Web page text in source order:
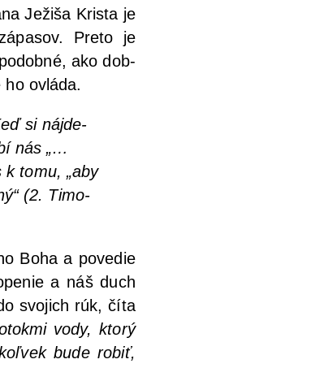
Ježi­ša Kris­ta je
Pre­to je
ako dob­
ovláda.
si náj­de­
nás„…
tomu, „aby
(2. Timo­
Boha a pove­die
a náš duch
svo­jich rúk, číta
vody, kto­rý
bude robiť,